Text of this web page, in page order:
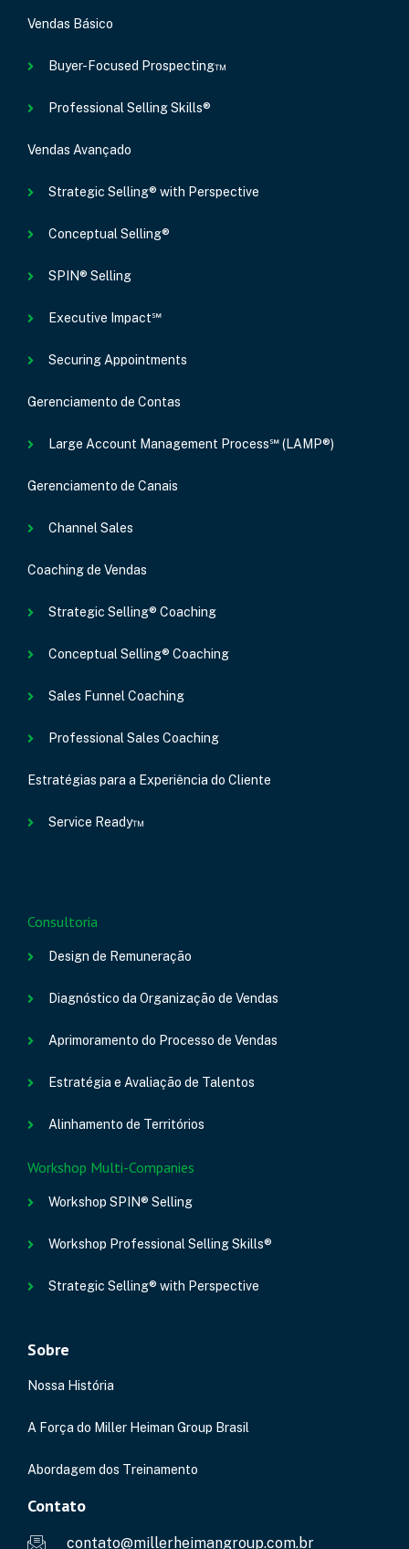
Vendas Básico
Buyer-Focused Prospecting™
Professional Selling Skills®
Vendas Avançado
Strategic Selling® with Perspective
Conceptual Selling®
SPIN® Selling
Executive Impact℠
Securing Appointments
Gerenciamento de Contas
Large Account Management Process℠ (LAMP®)
Gerenciamento de Canais
Channel Sales
Coaching de Vendas
Strategic Selling® Coaching
Conceptual Selling® Coaching
Sales Funnel Coaching
Professional Sales Coaching
Estratégias para a Experiência do Cliente
Service Ready™
Consultoria
Design de Remuneração
Diagnóstico da Organização de Vendas
Aprimoramento do Processo de Vendas
Estratégia e Avaliação de Talentos
Alinhamento de Territórios
Workshop Multi-Companies
Workshop SPIN® Selling
Workshop Professional Selling Skills®
Strategic Selling® with Perspective
Sobre
Nossa História
A Força do Miller Heiman Group Brasil
Abordagem dos Treinamento
Contato
contato@millerheimangroup.com.br